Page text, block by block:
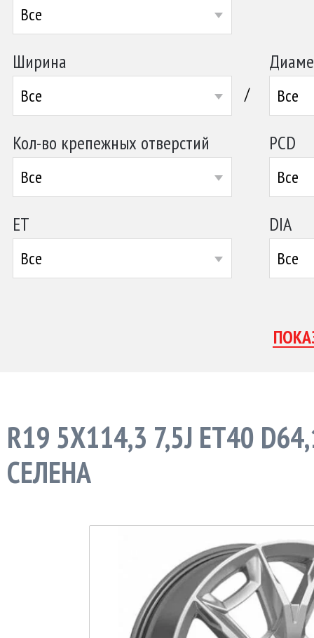
Все
Ширина
Все / Все
Кол-во крепежных отверстий
Все
PCD
Все
ET
Все
DIA
Все
R19 5X114,3 7,5J ET40
СЕЛЕНА